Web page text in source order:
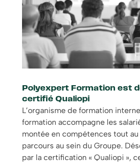
Polyexpert Formation est
certifié Qualiopi
L’organisme de formation
formation accompagne les
montée en compétences tout
parcours au sein du Groupe.
par la certification « Qualiopi »,